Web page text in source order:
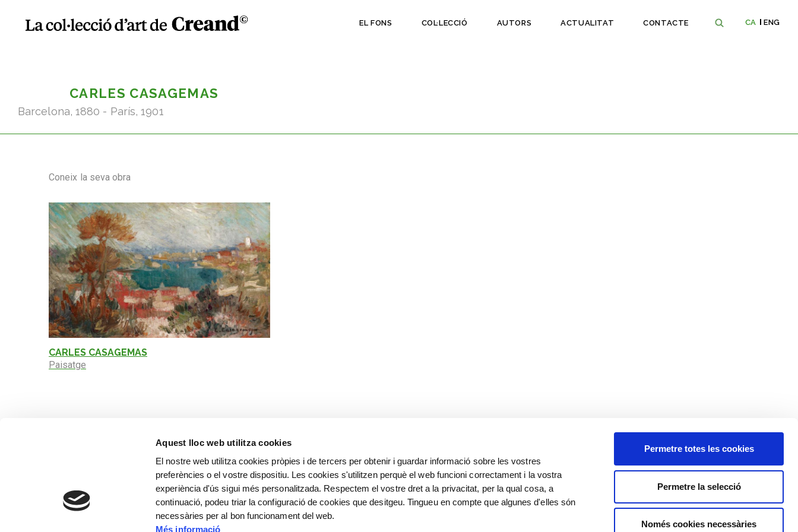
Aquest lloc web utilitza cookies
El nostre web utilitza cookies pròpies i de tercers per obtenir i guardar informació sobre les vostres
preferències o el vostre dispositiu. Les cookies s'utilitzen perquè el web funcioni correctament i la vostra
experiència d'ús sigui més personalitzada. Respectem el vostre dret a la privacitat, per la qual cosa, a
continuació, podeu triar la configuració de cookies que desitgeu. Tingueu en compte que algunes d'elles són
necessàries per al bon funcionament del web.
Més informació
Permetre totes les cookies
Permetre la selecció
Només cookies necessàries
EL FONS COL·LECCIÓ AUTORS ACTUALITAT CONTACTE CA ENG
CARLES CASAGEMAS
Barcelona, 1880 - París, 1901
Coneix la seva obra
CARLES CASAGEMAS
Paisatge